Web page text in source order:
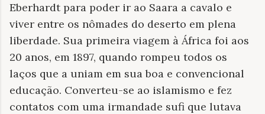
Eberhardt para poder ir ao Saara a cavalo e
viver entre os nômades do deserto em plena
liberdade. Sua primeira viagem à África foi aos
20 anos, em 1897, quando rompeu todos os
laços que a uniam em sua boa e convencional
educação. Converteu-se ao islamismo e fez
contatos com uma irmandade sufi que lutava